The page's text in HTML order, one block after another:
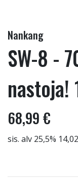
Nankang
SW-8 -
nastoja!
68,99 €
sis. alv 25,5%